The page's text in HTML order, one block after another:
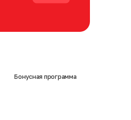
Бонусная программа